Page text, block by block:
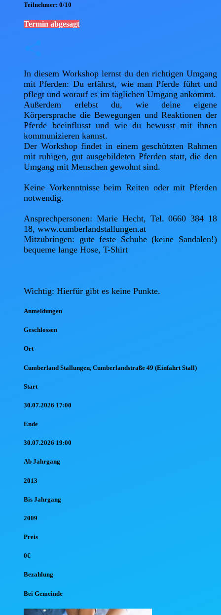
Teilnehmer: 0/10
Termin abgesagt
In diesem Workshop lernst du den richtigen Umgang
mit Pferden: Du erfährst, wie man Pferde führt und
pflegt und worauf es im täglichen Umgang ankommt.
Außerdem erlebst du, wie deine eigene
Körpersprache die Bewegungen und Reaktionen der
Pferde beeinflusst und wie du bewusst mit ihnen
kommunizieren kannst.
Der Workshop findet in einem geschützten Rahmen
mit ruhigen, gut ausgebildeten Pferden statt, die den
Umgang mit Menschen gewohnt sind.
Keine Vorkenntnisse beim Reiten oder mit Pferden
notwendig.
Ansprechpersonen: Marie Hecht, Tel. 0660 384 18
18, www.cumberlandstallungen.at
Mitzubringen: gute feste Schuhe (keine Sandalen!)
bequeme lange Hose, T-Shirt
Wichtig: Hierfür gibt es keine Punkte.
Anmeldungen
Geschlossen
Ort
Cumberland Stallungen, Cumberlandstraße 49 (Einfahrt Stall)
Start
30.07.2026 17:00
Ende
30.07.2026 19:00
Ab Jahrgang
2013
Bis Jahrgang
2009
Preis
0€
Bezahlung
Bei Gemeinde